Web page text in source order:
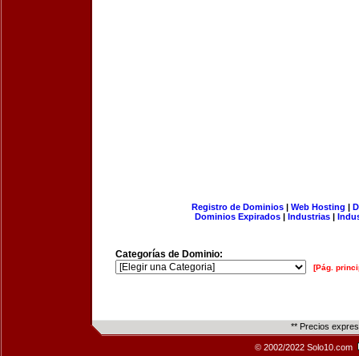
Registro de Dominios| Web Hosting |
Dominios Expirados | Industrias |
Categorías de Dominio:
[Pág.
** Precios
© 2002/2022 Solo10.com